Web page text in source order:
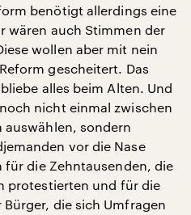
benötigt allerdings eine
wären auch Stimmen der
wollen aber mit nein
gescheitert. Das
alles beim Alten. Und
nicht einmal zwischen
auswählen, sondern
vor die Nase
für die Zehntausenden, die
protestierten und für die
die sich Umfragen